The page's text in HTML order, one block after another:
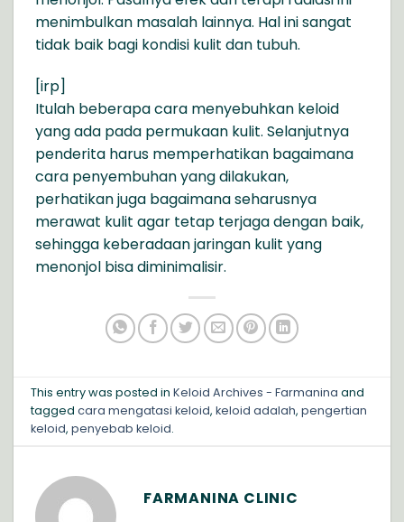
menimbulkan masalah lainnya. Hal ini sangat
tidak baik bagi kondisi kulit dan tubuh.
[irp]
Itulah beberapa cara menyebuhkan keloid
yang ada pada permukaan kulit. Selanjutnya
penderita harus memperhatikan bagaimana
cara penyembuhan yang dilakukan,
perhatikan juga bagaimana seharusnya
merawat kulit agar tetap terjaga dengan baik,
sehingga keberadaan jaringan kulit yang
menonjol bisa diminimalisir.
This entry was posted inKeloid Archives - Farmanina and
taggedcara mengatasi keloid,keloid adalah,pengertian
keloid,penyebab keloid.
FARMANINA CLINIC